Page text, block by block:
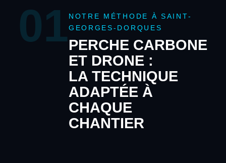
01 NOTRE MÉTHODE À SAINT-
GEORGES-DORQUES
PERCHE CARBONE
ET DRONE :
LA TECHNIQUE
ADAPTÉE À
CHAQUE
CHANTIER